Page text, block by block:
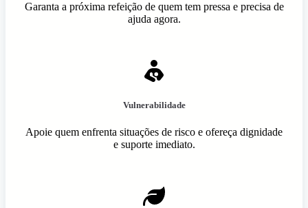
Garanta a próxima refeição de quem tem pressa e precisa de
ajuda agora.
Vulnerabilidade
Apoie quem enfrenta situações de risco e ofereça dignidade
e suporte imediato.